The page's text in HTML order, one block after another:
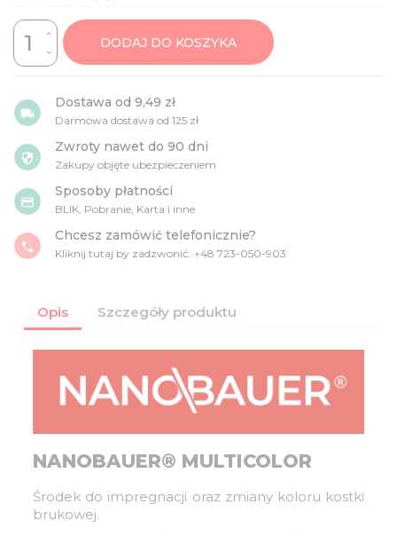
DODAJ DO KOSZYKA
local_shipping
Dostawa od 9,49 zł
Darmowa dostawa od 125 zł
security
Zwroty nawet do 90 dni
Zakupy objęte ubezpieczeniem
credit_card
Sposoby płatności
BLIK, Pobranie, Karta i inne
phone
Chcesz zamówić telefonicznie?
Kliknij tutaj by zadzwonić: +48 723-050-903
Opis Szczegóły produktu
NANOBAUER® MULTICOLOR
Środek do impregnacji oraz zmiany koloru kostki
brukowej.